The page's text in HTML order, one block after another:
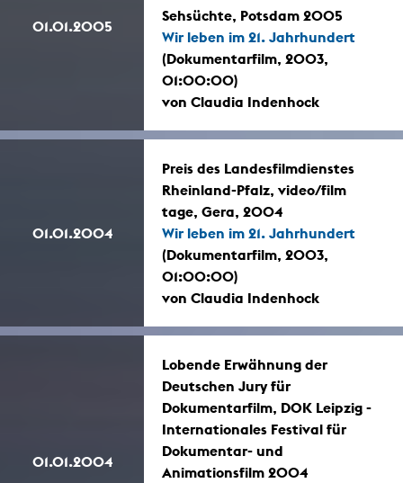
01.01.2005
Sehsüchte, Potsdam 2005
Wir leben im 21. Jahrhundert
(Dokumentarfilm, 2003,
01:00:00)
von Claudia Indenhock
01.01.2004
Preis des Landesfilmdienstes
Rheinland-Pfalz, video/film
tage, Gera, 2004
Wir leben im 21. Jahrhundert
(Dokumentarfilm, 2003,
01:00:00)
von Claudia Indenhock
01.01.2004
Lobende Erwähnung der
Deutschen Jury für
Dokumentarfilm, DOK Leipzig -
Internationales Festival für
Dokumentar- und
Animationsfilm 2004